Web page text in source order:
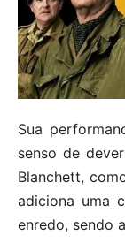
Sua
senso de
Blanchett,
adiciona uma
enredo, sendo